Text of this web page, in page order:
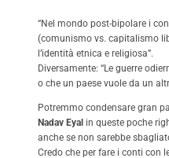
“Nel mondo post-bipolare i
(comunismo vs. capitalismo
l’identità etnica e religiosa”.
Diversamente: “Le guerre
o che un paese vuole da un
Potremmo condensare gran
Nadav Eyal in queste poche
anche se non sarebbe
Credo che per fare i conti con